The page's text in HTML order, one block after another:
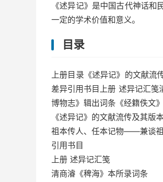
《述异记》是中国古代神话
一定的学术价值和意义。
目录
上册目录《述异记》的文献
差异引用书目上册 述异记汇笺
博物志》辑出词条《经籍佚文
《述异记》的文献流传及其版
祖本传人、任本记物——兼谈
引用书目
上册 述异记汇笺
清商濬《稗海》本所录词条